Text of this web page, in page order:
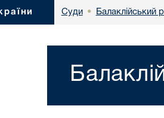
Суди • Балаклійський